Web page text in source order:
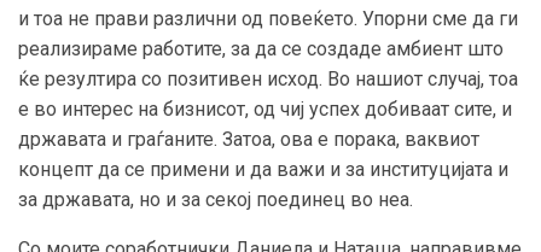
и тоа не прави различни од повеќето. Упорни сме да ги
реализираме работите, за да се создаде амбиент што
ќе резултира со позитивен исход. Во нашиот случај, тоа
е во интерес на бизнисот, од чиј успех добиваат сите, и
државата и граѓаните. Затоа, ова е порака, ваквиот
концепт да се примени и да важи и за институцијата и
за државата, но и за секој поединец во неа.